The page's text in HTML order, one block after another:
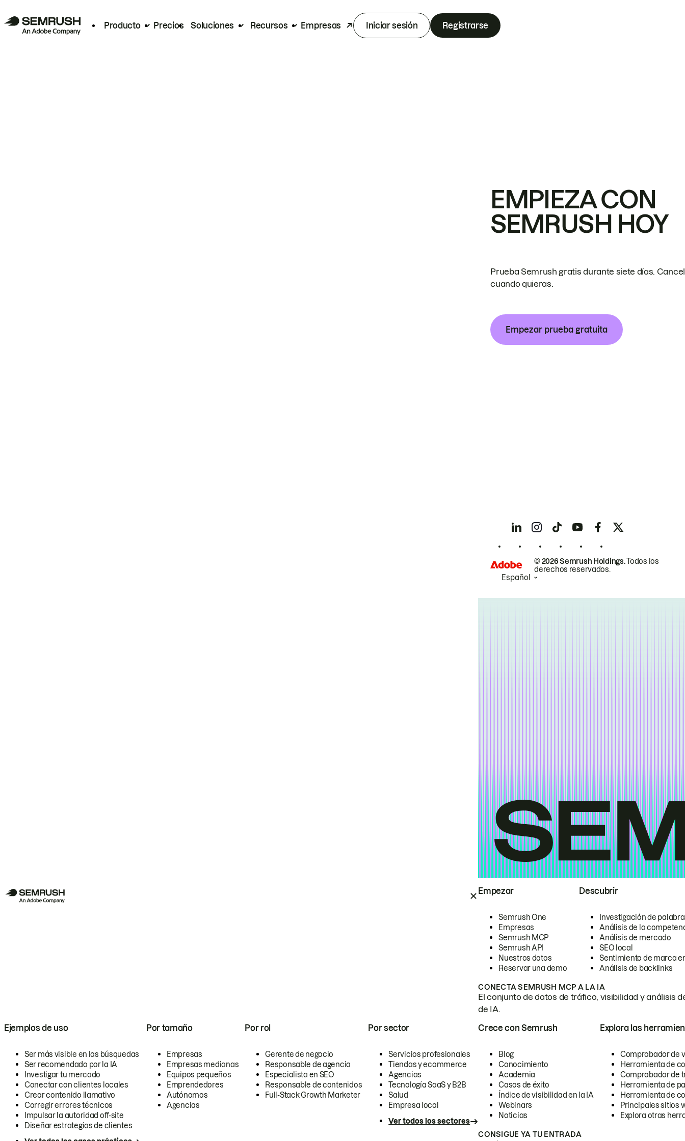
Producto Precios Soluciones Recursos Empresas Iniciar sesión Registrarse
Empezar
Semrush One
Empresas
Semrush MCP
Semrush API
Nuestros datos
Reservar una demo
Descubrir
Investigación de
Análisis de la
Análisis de mercado
SEO local
Sentimiento de marca
Análisis de backlinks
CONECTA SEMRUSH MCP A LA IA
El conjunto de datos de tráfico, visibilidad y análisis
de IA.
Ejemplos de uso
Ser más visible en las búsquedas
Ser recomendado por la IA
Investigar tu mercado
Conectar con clientes locales
Crear contenido llamativo
Corregir errores técnicos
Impulsar la autoridad off-site
Diseñar estrategias de clientes
Por tamaño
Empresas
Empresas medianas
Equipos pequeños
Emprendedores
Autónomos
Agencias
Por rol
Gerente de negocio
Responsable de agencia
Especialista en SEO
Responsable de contenidos
Full-Stack Growth Marketer
Por sector
Servicios profesionales
Tiendas y ecommerce
Agencias
Tecnología SaaS y B2B
Salud
Empresa local
Ver todos los sectores
Crece con Semrush
Blog
Conocimiento
Academia
Casos de éxito
Índice de visibilidad en la IA
Webinars
Noticias
Explora las
Comprobador de
Herramienta de
Comprobador de
Herramienta de
Herramienta de
Principales sitios
Explora otras
CONSIGUE YA TU ENTRADA
EMPIEZA CON
SEMRUSH HOY
Prueba Semrush gratis durante siete días.
cuando quieras.
Empezar prueba gratuita
© 2026 Semrush Holdings.Todos los
derechos reservados.
Español